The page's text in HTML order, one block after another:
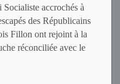
accrochés à
des Républicains
Fillon ont rejoint à la
réconciliée avec le